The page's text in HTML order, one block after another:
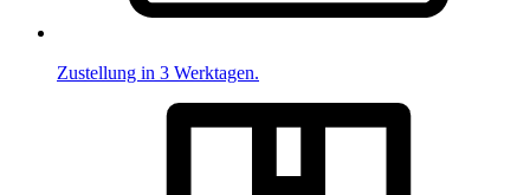
Zustellung in 3 Werktagen.